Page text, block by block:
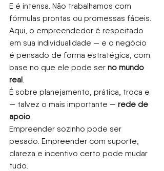
E é intensa. Não trabalhamos com
fórmulas prontas ou promessas fáceis.
Aqui, o empreendedor é respeitado
em sua individualidade — e o negócio
é pensado de forma estratégica, com
base no que ele pode ser no mundo
real
É sobre planejamento, prática, troca e
— talvez o mais importante — rede de
apoio
Empreender sozinho pode ser
pesado. Empreender com suporte,
clareza e incentivo certo pode mudar
tudo.